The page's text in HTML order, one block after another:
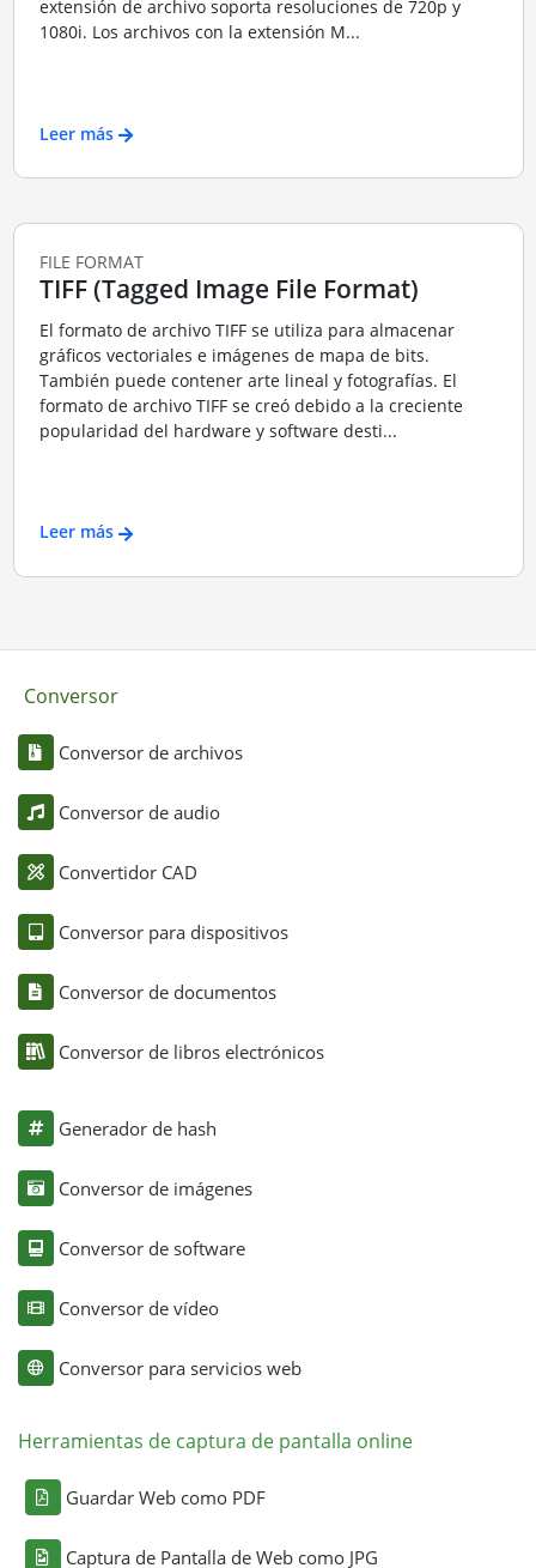
extensión de archivo soporta resoluciones de 720p y
1080i. Los archivos con la extensión M...
Leer más
FILE FORMAT
TIFF (Tagged Image File Format)
El formato de archivo TIFF se utiliza para almacenar
gráficos vectoriales e imágenes de mapa de bits.
También puede contener arte lineal y fotografías. El
formato de archivo TIFF se creó debido a la creciente
popularidad del hardware y software desti...
Leer más
Conversor
Conversor de archivos
Conversor de audio
Convertidor CAD
Conversor para dispositivos
Conversor de documentos
Conversor de libros electrónicos
Generador de hash
Conversor de imágenes
Conversor de software
Conversor de vídeo
Conversor para servicios web
Herramientas de captura de pantalla online
Guardar Web como PDF
Captura de Pantalla de Web como JPG